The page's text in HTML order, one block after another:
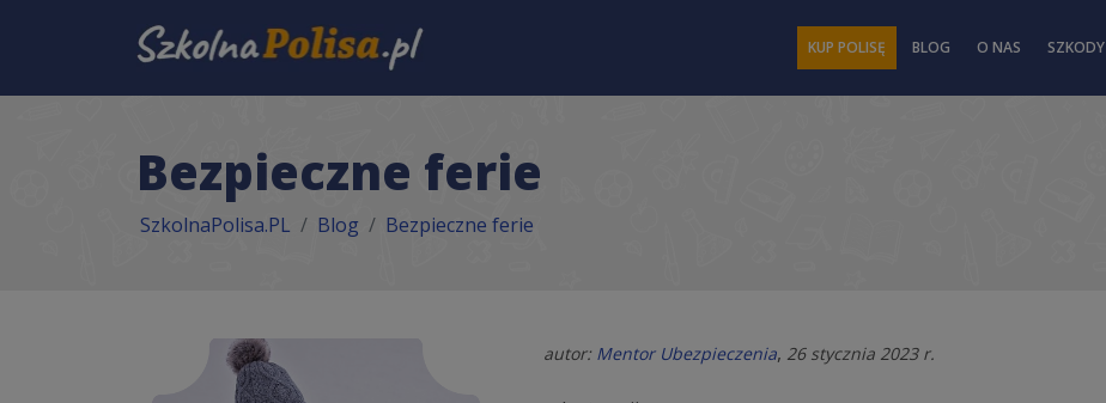
KUP POLISĘ BLOG O NAS SZKODY
Bezpieczne ferie
SzkolnaPolisa.PL Blog Bezpieczne ferie
autor: Mentor Ubezpieczenia, 26 stycznia 2023 r.